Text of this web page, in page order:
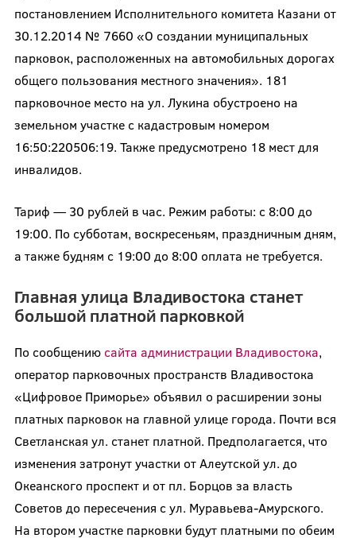
постановлением Исполнительного комитета Казани от
30.12.2014 № 7660 «О создании муниципальных
парковок, расположенных на автомобильных дорогах
общего пользования местного значения». 181
парковочное место на ул. Лукина обустроено на
земельном участке с кадастровым номером
16:50:220506:19. Также предусмотрено 18 мест для
инвалидов.
Тариф — 30 рублей в час. Режим работы: с 8:00 до
19:00. По субботам, воскресеньям, праздничным дням,
а также будням с 19:00 до 8:00 оплата не требуется.
Главная улица Владивостока станет
большой платной парковкой
По сообщению сайта администрации Владивостока,
оператор парковочных пространств Владивостока
«Цифровое Приморье» объявил о расширении зоны
платных парковок на главной улице города. Почти вся
Светланская ул. станет платной. Предполагается, что
изменения затронут участки от Алеутской ул. до
Океанского проспект и от пл. Борцов за власть
Советов до пересечения с ул. Муравьева-Амурского.
На втором участке парковки будут платными по обеим